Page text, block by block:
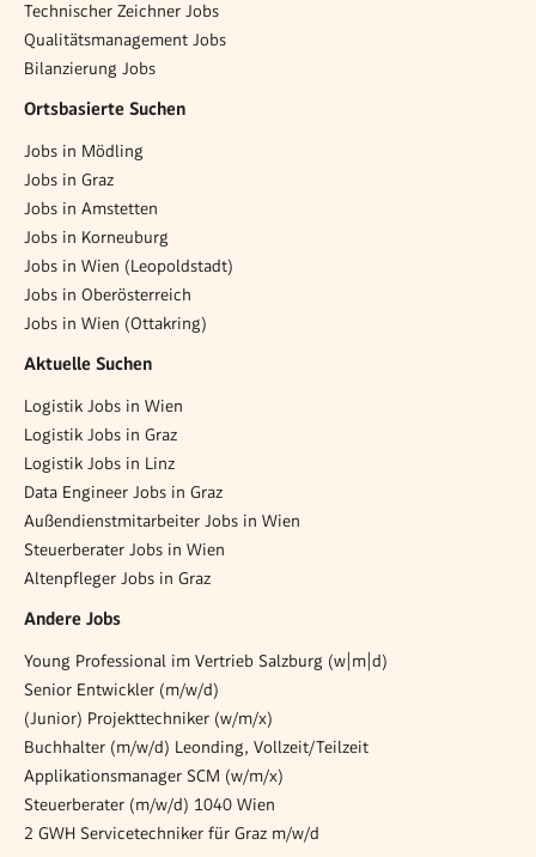
Technischer Zeichner Jobs
Qualitätsmanagement Jobs
Bilanzierung Jobs
Ortsbasierte Suchen
Jobs in Mödling
Jobs in Graz
Jobs in Amstetten
Jobs in Korneuburg
Jobs in Wien (Leopoldstadt)
Jobs in Oberösterreich
Jobs in Wien (Ottakring)
Aktuelle Suchen
Logistik Jobs in Wien
Logistik Jobs in Graz
Logistik Jobs in Linz
Data Engineer Jobs in Graz
Außendienstmitarbeiter Jobs in Wien
Steuerberater Jobs in Wien
Altenpfleger Jobs in Graz
Andere Jobs
Young Pro­fes­si­o­nal im Ver­trieb Salz­burg (w|m|d)
Senior Entwickler (m/w/d)
(Junior) Projekttechniker (w/m/x)
Buchhalter (m/w/d) Leonding, Vollzeit/Teilzeit
Applikationsmanager SCM (w/m/x)
Steuerberater (m/w/d) 1040 Wien
2 GWH Servicetechniker für Graz m/w/d